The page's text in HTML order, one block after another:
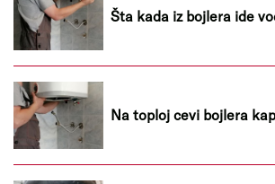
Šta kada iz bojlera ide
Na toploj cevi bojlera